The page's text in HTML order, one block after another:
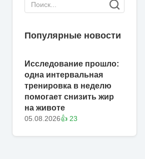
Популярные новости
Исследование прошло:
одна интервальная
тренировка в неделю
помогает снизить жир
на животе
05.08.2026👍 23